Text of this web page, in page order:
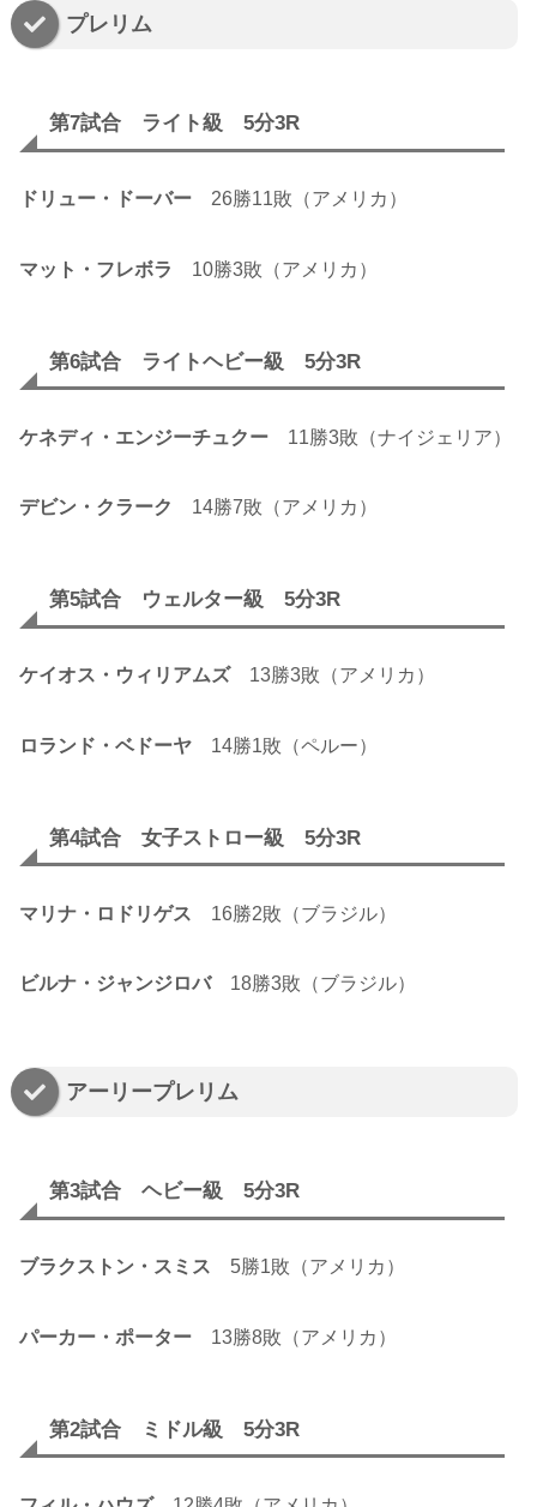
プレリム
第7試合 ライト級 5分3R
ドリュー・ドーバー 26勝11敗（アメリカ）
マット・フレボラ 10勝3敗（アメリカ）
第6試合 ライトヘビー級 5分3R
ケネディ・エンジーチュクー 11勝3敗（ナイジェリア）
デビン・クラーク 14勝7敗（アメリカ）
第5試合 ウェルター級 5分3R
ケイオス・ウィリアムズ13勝3敗（アメリカ）
ロランド・ベドーヤ 14勝1敗（ペルー）
第4試合 女子ストロー級 5分3R
マリナ・ロドリゲス 16勝2敗（ブラジル）
ビルナ・ジャンジロバ18勝3敗（ブラジル）
アーリープレリム
第3試合 ヘビー級 5分3R
ブラクストン・スミス 5勝1敗（アメリカ）
パーカー・ポーター 13勝8敗（アメリカ）
第2試合 ミドル級 5分3R